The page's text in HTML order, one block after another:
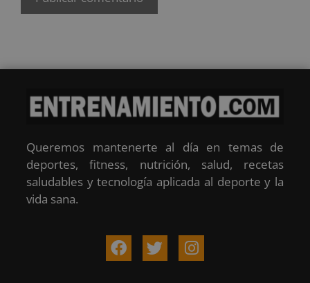
Queremos mantenerte al día en temas de
deportes, fitness, nutrición, salud, recetas
saludables y tecnología aplicada al deporte y la
vida sana.